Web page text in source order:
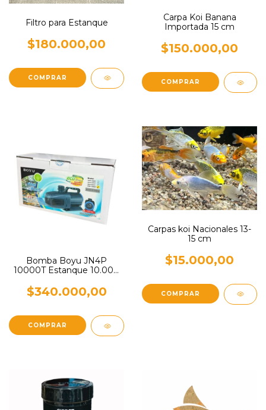
Filtro para Estanque
$180.000,00
Carpa Koi Banana
Importada 15 cm
$150.000,00
Bomba Boyu JN4P
10000T Estanque 10.000
$340.000,00
Carpas koi Nacionales 13-
15 cm
$15.000,00